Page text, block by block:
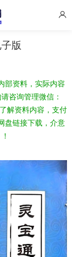
版
部资料，实际内容
咨询管理微信：
解资料内容，支付
盘链接下载，介意